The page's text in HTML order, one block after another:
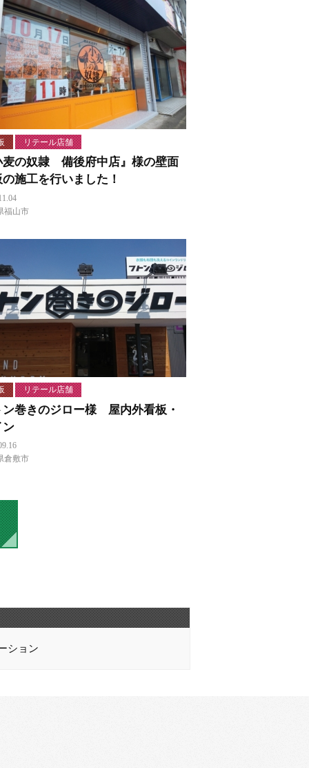
リテール店舗
麦の奴隷 備後府中店』様の壁面
施工を行いました！
福山市
リテール店舗
ン巻きのジロー様 屋内外看板・
ン
倉敷市
ション